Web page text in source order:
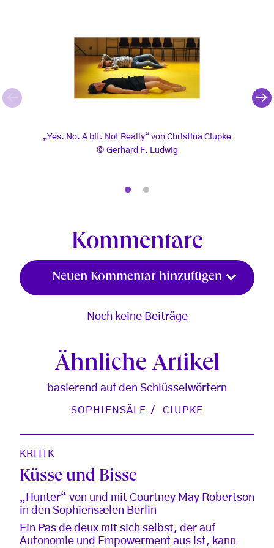
, © Gerhard F. Ludwig
„Yes. No. A bit. Not Really“ von Christina Ciupke
Gerhard F. Ludwig
Kommentare
Neuen Kommentar hinzufügen
Noch keine Beiträge
Ähnliche Artikel
basierend auf den Schlüsselwörtern
SOPHIENSÄLE CIUPKE
KRITIK
Küsse und Bisse
„Hunter“ von und mit Courtney May Robertson
in den Sophiensælen Berlin
Ein Pas de deux mit sich selbst, der auf
Autonomie und Empowerment aus ist, kann